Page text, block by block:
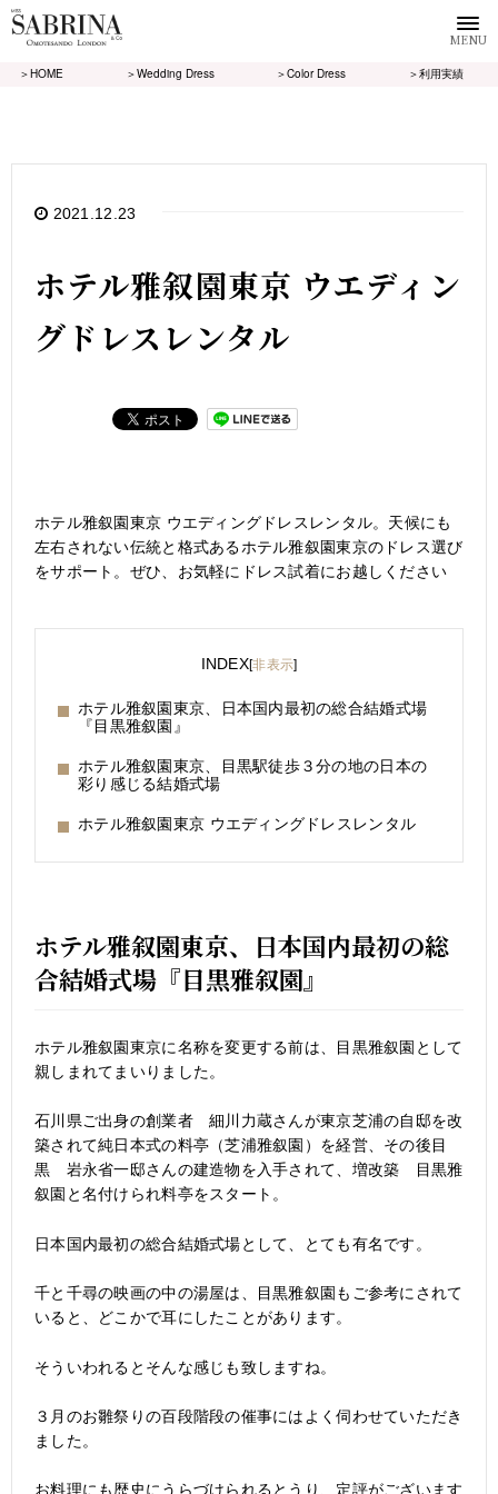
MENU
＞HOME ＞Wedding Dress ＞Color Dress ＞利用実績
2021.12.23
ホテル雅叙園東京 ウエディン
グドレスレンタル
ホテル雅叙園東京 ウエディングドレスレンタル。天候にも
左右されない伝統と格式あるホテル雅叙園東京のドレス選び
をサポート。ぜひ、お気軽にドレス試着にお越しください
INDEX[非表示]
ホテル雅叙園東京、日本国内最初の総合結婚式場
『目黒雅叙園』
ホテル雅叙園東京、目黒駅徒歩３分の地の日本の
彩り感じる結婚式場
ホテル雅叙園東京 ウエディングドレスレンタル
ホテル雅叙園東京、日本国内最初の総
合結婚式場『目黒雅叙園』
ホテル雅叙園東京に名称を変更する前は、目黒雅叙園として
親しまれてまいりました。
石川県ご出身の創業者 細川力蔵さんが東京芝浦の自邸を改
築されて純日本式の料亭（芝浦雅叙園）を経営、その後目
黒 岩永省一邸さんの建造物を入手されて、増改築 目黒雅
叙園と名付けられ料亭をスタート。
日本国内最初の総合結婚式場として、とても有名です。
千と千尋の映画の中の湯屋は、目黒雅叙園もご参考にされて
いると、どこかで耳にしたことがあります。
そういわれるとそんな感じも致しますね。
３月のお雛祭りの百段階段の催事にはよく伺わせていただき
ました。
お料理にも歴史にうらづけられるとうり、定評がございます